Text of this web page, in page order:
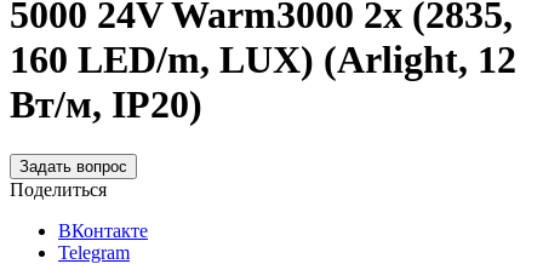
5000 24V Warm3000 2x (2835,
160 LED/m, LUX) (Arlight, 12
Вт/м, IP20)
Задать вопрос
Поделиться
ВКонтакте
Telegram